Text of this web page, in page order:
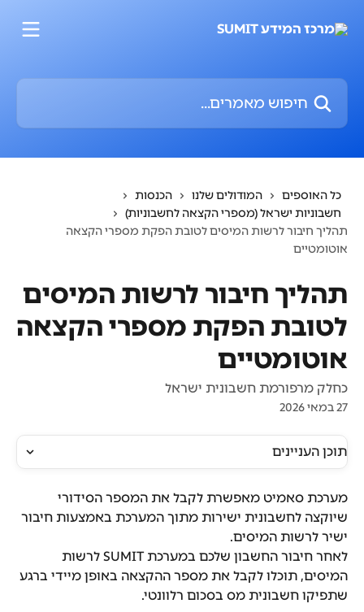
חיפוש מאמרים...
כל האוספים המודולים שלנו
הכנסות
חשבוניות ישראל (מספרי הקצאה לחשבוניות)
תהליך חיבור לרשות המיסים לטובת הפקת מספרי הקצאה
אוטומטיים
תהליך חיבור לרשות המיסים
לטובת הפקת מספרי הקצאה
אוטומטיים
כחלק מרפורמת חשבונית ישראל
27 במאי 2026
תוכן העניינים
מערכת סאמיט מאפשרת לקבל את המספר הסידורי
שיוקצה לחשבונית ישירות מתוך המערכת באמצעות חיבור
ישיר לרשות המיסים.
לאחר חיבור החשבון שלכם במערכת SUMIT לרשות
המיסים, תוכלו לקבל את מספר ההקצאה באופן מיידי ברגע
שתפיקו חשבונית מס בסכום רלוונטי.